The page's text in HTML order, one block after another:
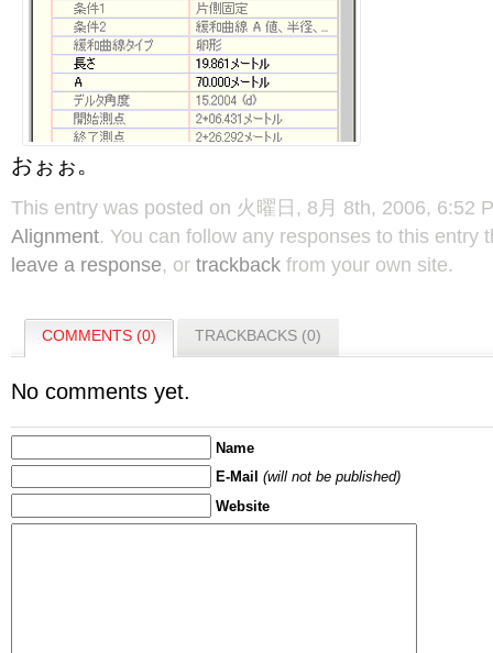
おぉぉ。
This entry was posted on 火曜日, 8月 8th, 2006, 6:52
Alignment. You can follow any responses to this entry
leave a response, or trackback from your own site.
COMMENTS (0) TRACKBACKS (0)
No comments yet.
Name
E-Mail(will not be published)
Website